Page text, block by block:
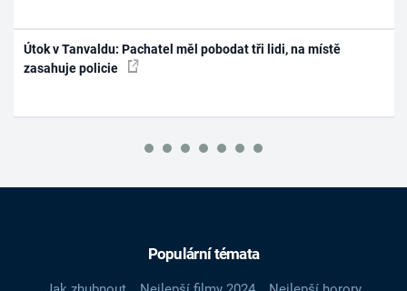
Útok v Tanvaldu: Pachatel měl pobodat tři lidi, na místě
zasahuje policie
Populární témata